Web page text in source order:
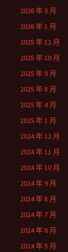
2026 年 3 月
2026 年 1 月
2025 年 12 月
2025 年 10 月
2025 年 9 月
2025 年 8 月
2025 年 4 月
2025 年 1 月
2024 年 12 月
2024 年 11 月
2024 年 10 月
2024 年 9 月
2024 年 8 月
2024 年 7 月
2024 年 6 月
2024 年 5 月